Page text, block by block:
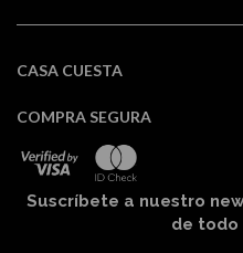
informativo:
CASA CUESTA
COMPRA SEGURA
Suscríbete a nuestro
de todo